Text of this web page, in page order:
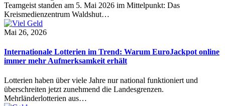
Teamgeist standen am 5. Mai 2026 im Mittelpunkt: Das
Kreismedienzentrum Waldshut…
Mai 26, 2026
Internationale Lotterien im Trend: Warum EuroJackpot online
immer mehr Aufmerksamkeit erhält
Lotterien haben über viele Jahre nur national funktioniert und
überschreiten jetzt zunehmend die Landesgrenzen.
Mehrländerlotterien aus…